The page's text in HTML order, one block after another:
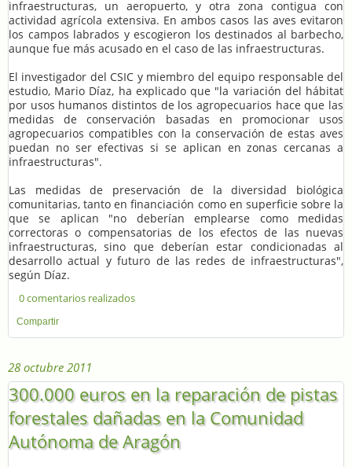
infraestructuras, un aeropuerto, y otra zona contigua con
actividad agrícola extensiva. En ambos casos las aves evitaron
los campos labrados y escogieron los destinados al barbecho,
aunque fue más acusado en el caso de las infraestructuras.
El investigador del CSIC y miembro del equipo responsable del
estudio, Mario Díaz, ha explicado que "la variación del hábitat
por usos humanos distintos de los agropecuarios hace que las
medidas de conservación basadas en promocionar usos
agropecuarios compatibles con la conservación de estas aves
puedan no ser efectivas si se aplican en zonas cercanas a
infraestructuras".
Las medidas de preservación de la diversidad biológica
comunitarias, tanto en financiación como en superficie sobre la
que se aplican "no deberían emplearse como medidas
correctoras o compensatorias de los efectos de las nuevas
infraestructuras, sino que deberían estar condicionadas al
desarrollo actual y futuro de las redes de infraestructuras",
según Díaz.
0 comentarios realizados
Compartir
28 octubre 2011
300.000 euros en la reparación de pistas
forestales dañadas en la Comunidad
Autónoma de Aragón